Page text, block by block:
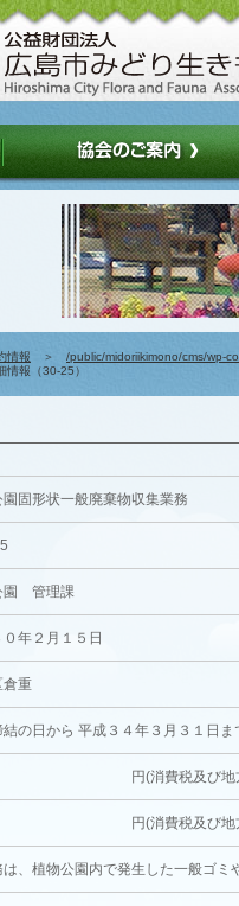
情報 ＞ /public/midoriikimono/cms/wp-
報（30-25）
園固形状一般廃棄物収集業務
園 管理課
年２月１５日
倉重
結の日から 平成３４年３月３１日ま
費税及び地方消費税相
費税及び地方消費税相
は、植物公園内で発生した一般ゴ